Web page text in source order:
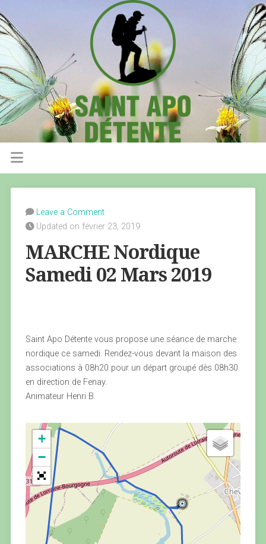
Leave a Comment
Updated on février 23, 2019
MARCHE Nordique
Samedi 02 Mars 2019
Saint Apo Détente vous propose une séance de marche
nordique ce samedi. Rendez-vous devant la maison des
associations à 08h20 pour un départ groupé dès 08h30
en direction de Fenay.
Animateur Henri B.
+
−